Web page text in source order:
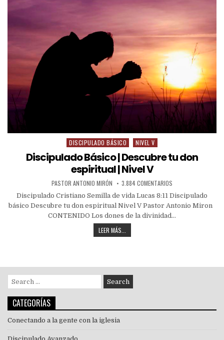
DISCIPULADO BÁSICO NIVEL V
Discipulado Básico | Descubre tu don
espiritual | Nivel V
PASTOR ANTONIO MIRÓN 3.884 COMENTARIOS
Discipulado Cristiano Semilla de vida Lucas 8:11 Discipulado
básico Descubre tu don espiritual Nivel V Pastor Antonio Miron
CONTENIDO Los dones de la divinidad…
LEER MÁS...
CATEGORÍAS
Conectando a la gente con la iglesia